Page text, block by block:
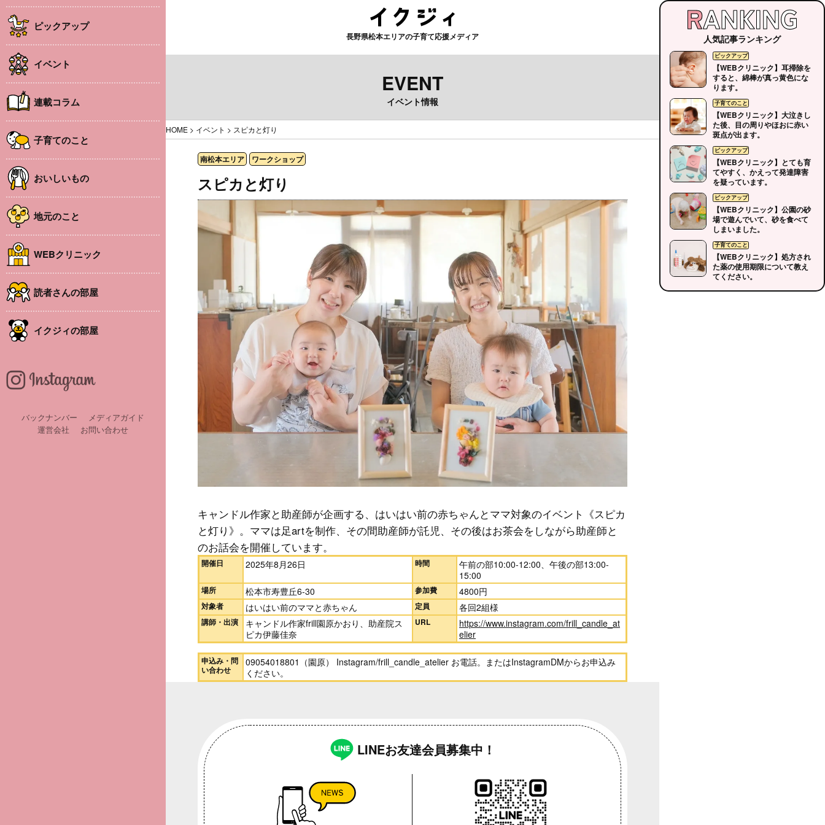
ピックアップ
イベント
連載コラム
子育てのこと
おいしいもの
地元のこと
WEBクリニック
読者さんの部屋
イクジィの部屋
バックナンバー
メディアガイド
運営会社
お問い合わせ
長野県松本エリアの子育て応援メディア
EVENT
イベント情報
HOME > イベント > スピカと灯り
南松本エリア ワークショップ
スピカと灯り
キャンドル作家と助産師が企画する、はいはい前の赤ちゃんとママ対象のイベント《スピカ
と灯り》。ママは足artを制作、その間助産師が託児、その後はお茶会をしながら助産師と
のお話会を開催しています。
開催日 2025年8月26日 時間
午前の部10:00-12:00、午後の部13:00-
15:00
場所 松本市寿豊丘6-30 参加費 4800円
対象者 はいはい前のママと赤ちゃん 定員 各回2組様
講師・出演
キャンドル作家frill園原かおり、助産院ス
ピカ伊藤佳奈
URL
https://www.instagram.com/frill_candle_at
elier
申込み・問
い合わせ
09054018801（園原） Instagram/frill_candle_atelier お電話。またはInstagramDMからお申込み
ください。
LINEお友達会員募集中！
人気記事ランキング
【WEBクリニック】耳掃除を
すると、綿棒が真っ黄色にな
ります。
【WEBクリニック】大泣きし
た後、目の周りやほおに赤い
斑点が出ます。
【WEBクリニック】とても育
てやすく、かえって発達障害
を疑っています。
【WEBクリニック】公園の砂
場で遊んでいて、砂を食べて
しまいました。
【WEBクリニック】処方され
た薬の使用期限について教え
てください。